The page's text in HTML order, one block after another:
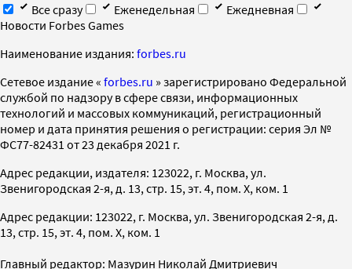
Все сразу
Еженедельная
Ежедневная
Новости Forbes Games
Наименование издания: forbes.ru
Cетевое издание « forbes.ru » зарегистрировано Федеральной
службой по надзору в сфере связи, информационных
технологий и массовых коммуникаций, регистрационный
номер и дата принятия решения о регистрации: серия Эл №
ФС77-82431 от 23 декабря 2021 г.
Адрес редакции, издателя: 123022, г. Москва, ул.
Звенигородская 2-я, д. 13, стр. 15, эт. 4, пом. X, ком. 1
Адрес редакции: 123022, г. Москва, ул. Звенигородская 2-я, д.
13, стр. 15, эт. 4, пом. X, ком. 1
Главный редактор: Мазурин Николай Дмитриевич